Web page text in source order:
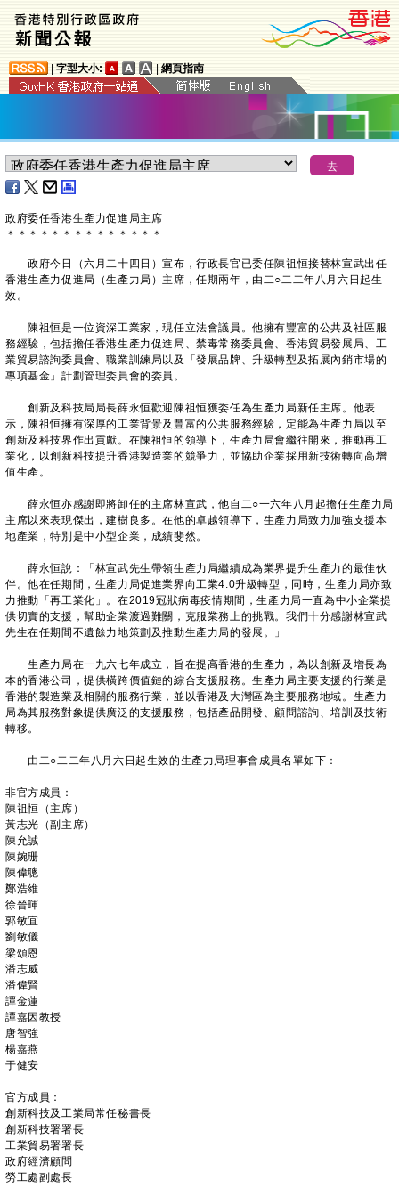
字型大小: 網頁指南
政府委任香港生產力促進局主席
＊ ＊ ＊ ＊ ＊ ＊ ＊ ＊ ＊ ＊ ＊ ＊ ＊ ＊
政府今日（六月二十四日）宣布，行政長官已委任陳祖恒接替林宣武出任
香港生產力促進局（生產力局）主席，任期兩年，由二○二二年八月六日起生
效。
陳祖恒是一位資深工業家，現任立法會議員。他擁有豐富的公共及社區服
務經驗，包括擔任香港生產力促進局、禁毒常務委員會、香港貿易發展局、工
業貿易諮詢委員會、職業訓練局以及「發展品牌、升級轉型及拓展內銷市場的
專項基金」計劃管理委員會的委員。
創新及科技局局長薛永恒歡迎陳祖恒獲委任為生產力局新任主席。他表
示，陳祖恒擁有深厚的工業背景及豐富的公共服務經驗，定能為生產力局以至
創新及科技界作出貢獻。在陳祖恒的領導下，生產力局會繼往開來，推動再工
業化，以創新科技提升香港製造業的競爭力，並協助企業採用新技術轉向高增
值生產。
薛永恒亦感謝即將卸任的主席林宣武，他自二○一六年八月起擔任生產力局
主席以來表現傑出，建樹良多。在他的卓越領導下，生產力局致力加強支援本
地產業，特別是中小型企業，成績斐然。
薛永恒說：「林宣武先生帶領生產力局繼續成為業界提升生產力的最佳伙
伴。他在任期間，生產力局促進業界向工業4.0升級轉型，同時，生產力局亦致
力推動「再工業化」。在2019冠狀病毒疫情期間，生產力局一直為中小企業提
供切實的支援，幫助企業渡過難關，克服業務上的挑戰。我們十分感謝林宣武
先生在任期間不遺餘力地策劃及推動生產力局的發展。」
生產力局在一九六七年成立，旨在提高香港的生產力，為以創新及增長為
本的香港公司，提供橫跨價值鏈的綜合支援服務。生產力局主要支援的行業是
香港的製造業及相關的服務行業，並以香港及大灣區為主要服務地域。生產力
局為其服務對象提供廣泛的支援服務，包括產品開發、顧問諮詢、培訓及技術
轉移。
由二○二二年八月六日起生效的生產力局理事會成員名單如下：
非官方成員：
陳祖恒（主席）
黃志光（副主席）
陳允誠
陳婉珊
陳偉聰
鄭浩維
徐晉暉
郭敏宜
劉敏儀
梁頌恩
潘志威
潘偉賢
譚金蓮
譚嘉因教授
唐智強
楊嘉燕
于健安
官方成員：
創新科技及工業局常任秘書長
創新科技署署長
工業貿易署署長
政府經濟顧問
勞工處副處長